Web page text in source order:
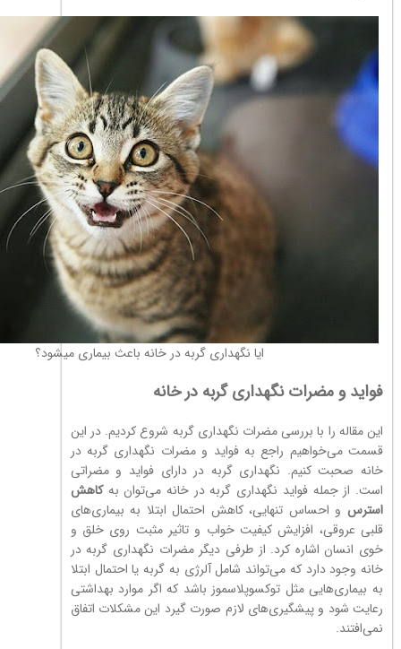
ایا نگهداری گربه در خانه باعث بیماری میشود؟
فواید و مضرات نگهداری گربه در خانه
این مقاله را با بررسی مضرات نگهداری گربه شروع کردیم. در این
قسمت می‌خواهیم راجع به فواید و مضرات نگهداری گربه در
خانه صحبت کنیم. نگهداری گربه در دارای فواید و مضراتی
است. از جمله فواید نگهداری گربه در خانه می‌توان بهکاهش
استرس و احساس تنهایی، کاهش احتمال ابتلا به بیماری‌های
قلبی عروقی، افزایش کیفیت خواب و تاثیر مثبت روی خلق و
خوی انسان اشاره کرد. از طرفی دیگر مضرات نگهداری گربه در
خانه وجود دارد که می‌تواند شامل آلرژی به گربه یا احتمال ابتلا
به بیماری‌هایی مثل توکسوپلاسموز باشد که اگر موارد بهداشتی
رعایت شود و پیشگیری‌های لازم صورت گیرد این مشکلات اتفاق
نمی‌افتند.